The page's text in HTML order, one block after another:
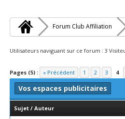
Forum Club Affiliation
Utilisateurs naviguant sur ce forum : 3
Pages (5) : « Précédent 1 2 3 4
Vos espaces publicitaires
Sujet / Auteur